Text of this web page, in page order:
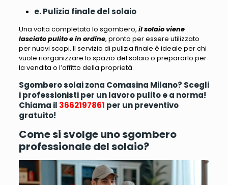
e. Pulizia finale del solaio
Una volta completato lo sgombero, il solaio viene
lasciato pulito e in ordine, pronto per essere utilizzato
per nuovi scopi. Il servizio di pulizia finale è ideale per chi
vuole riorganizzare lo spazio del solaio o prepararlo per
la vendita o l’affitto della proprietà.
Sgombero solai zona Comasina Milano? Scegli
i professionisti per un lavoro pulito e a norma!
Chiama il 3662197861 per un preventivo
gratuito!
Come si svolge uno sgombero
professionale del solaio?